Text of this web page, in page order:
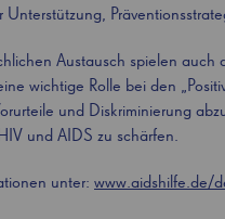
Unterstützung,
Austausch spielen auch
wichtige Rolle bei den
und Diskriminierung
und AIDS zu schärfen.
unter: www.aidshilfe.de/